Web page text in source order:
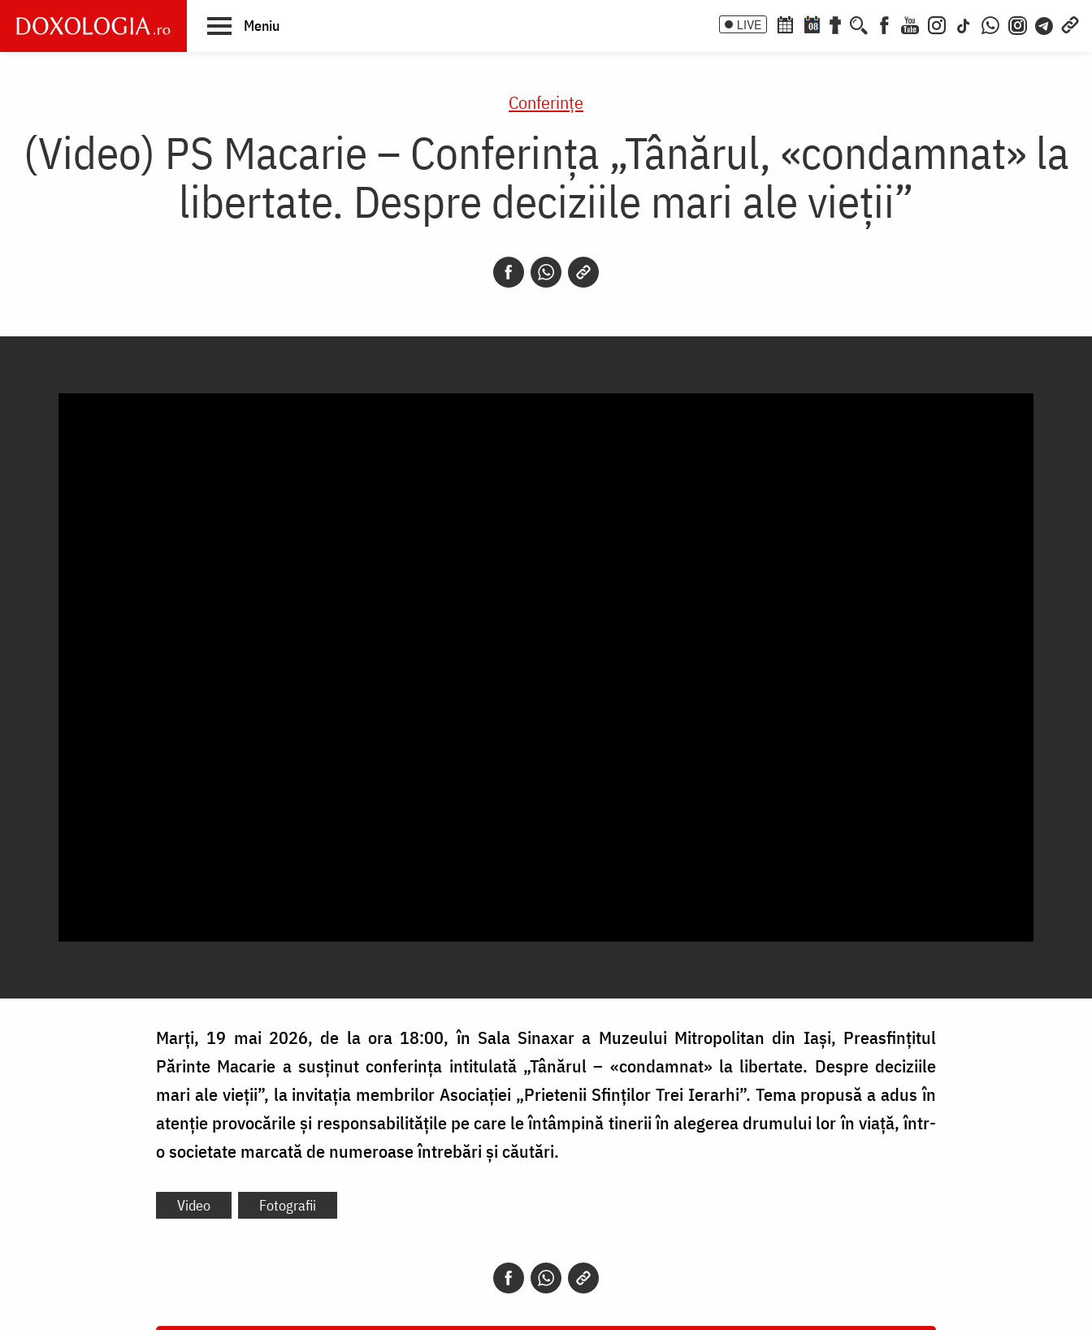
main
Meniu LIVE 08
Conferințe
(Video) PS Macarie – Conferința „Tânărul, «condamnat» la
libertate. Despre deciziile mari ale vieții”
Marți, 19 mai 2026, de la ora 18:00, în Sala Sinaxar a Muzeului Mitropolitan din Iași, Preasfințitul
Părinte Macarie a susținut conferința intitulată „Tânărul – «condamnat» la libertate. Despre deciziile
mari ale vieții”, la invitația membrilor Asociației „Prietenii Sfinților Trei Ierarhi”. Tema propusă a adus în
atenție provocările și responsabilitățile pe care le întâmpină tinerii în alegerea drumului lor în viață, într-
o societate marcată de numeroase întrebări și căutări.
Video Fotografii